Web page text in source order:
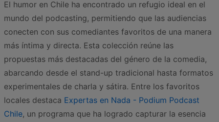
El humor en Chile ha encontrado un refugio ideal en el
mundo del podcasting, permitiendo que las audiencias
conecten con sus comediantes favoritos de una manera
más íntima y directa. Esta colección reúne las
propuestas más destacadas del género de la comedia,
abarcando desde el stand-up tradicional hasta formatos
experimentales de charla y sátira. Entre los favoritos
locales destaca Expertas en Nada - Podium Podcast
Chile, un programa que ha logrado capturar la esencia